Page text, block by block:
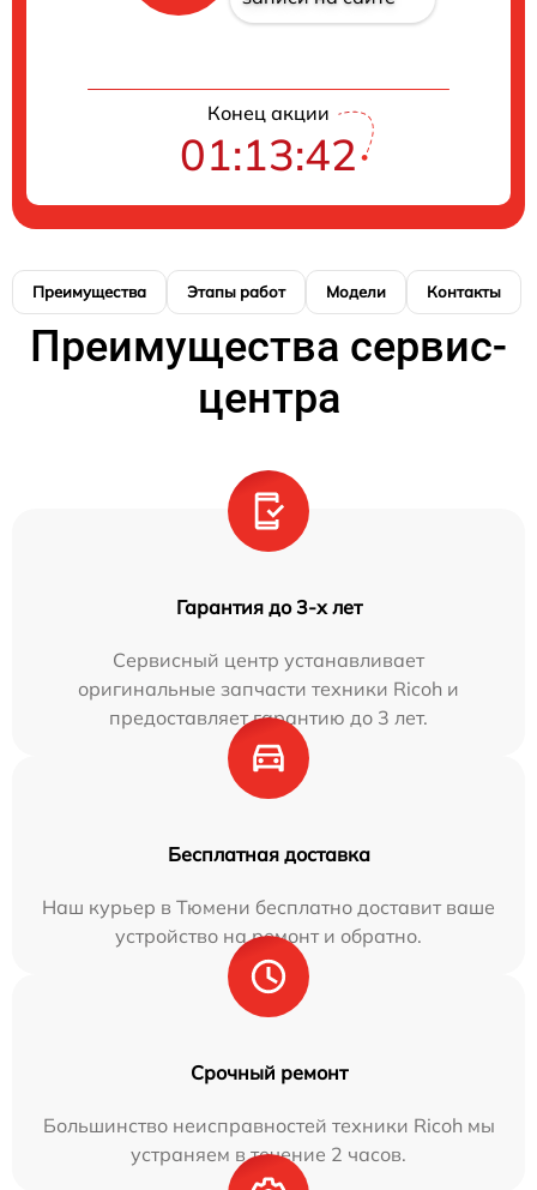
Конец акции
01:13:41
Преимущества Этапы работ Модели Контакты
Преимущества сервис-
центра
Гарантия до 3-х лет
Сервисный центр устанавливает
оригинальные запчасти техники Ricoh и
предоставляет гарантию до 3 лет.
Бесплатная доставка
Наш курьер в Тюмени бесплатно доставит ваше
устройство на ремонт и обратно.
Срочный ремонт
Большинство неисправностей техники Ricoh мы
устраняем в течение 2 часов.